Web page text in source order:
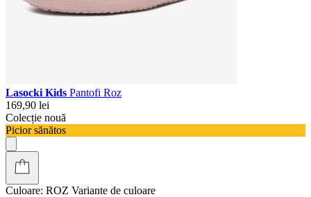
Lasocki Kids Pantofi Roz
169,90 lei
Colecție nouă
Picior sănătos
Culoare: ROZ Variante de culoare